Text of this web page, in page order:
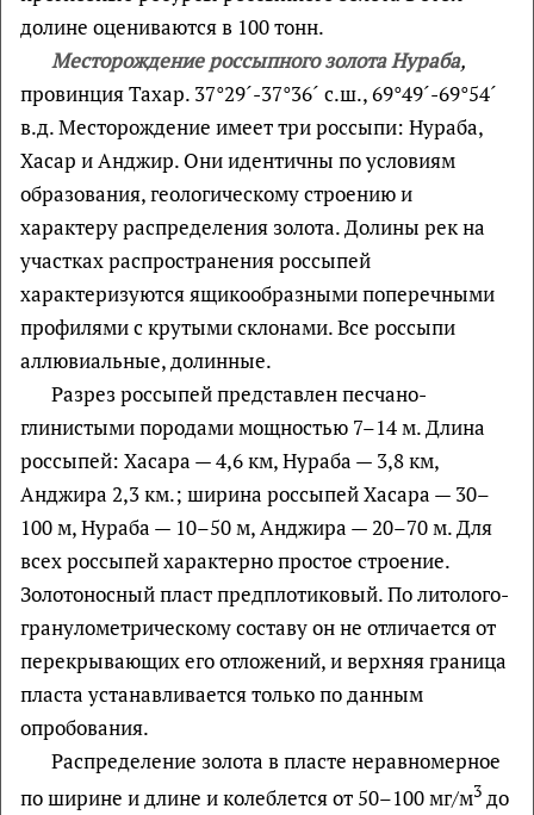
долине оцениваются в 100 тонн.
Месторождение россыпного золота Нураба,
провинция Тахар. 37°29´-37°36´ с.ш., 69°49´-69°54´
в.д. Месторождение имеет три россыпи: Нураба,
Хасар и Анджир. Они идентичны по условиям
образования, геологическому строению и
характеру распределения золота. Долины рек на
участках распространения россыпей
характеризуются ящикообразными поперечными
профилями с крутыми склонами. Все россыпи
аллювиальные, долинные.
Разрез россыпей представлен песчано-
глинистыми породами мощностью 7–14 м. Длина
россыпей: Хасара — 4,6 км, Нураба — 3,8 км,
Анджира 2,3 км.; ширина россыпей Хасара — 30–
100 м, Нураба — 10–50 м, Анджира — 20–70 м. Для
всех россыпей характерно простое строение.
Золотоносный пласт предплотиковый. По литолого-
гранулометрическому составу он не отличается от
перекрывающих его отложений, и верхняя граница
пласта устанавливается только по данным
опробования.
Распределение золота в пласте неравномерное
по ширине и длине и колеблется от 50–100 мг/м3 до